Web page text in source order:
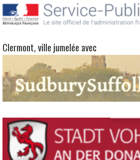
Clermont, ville jumelée avec